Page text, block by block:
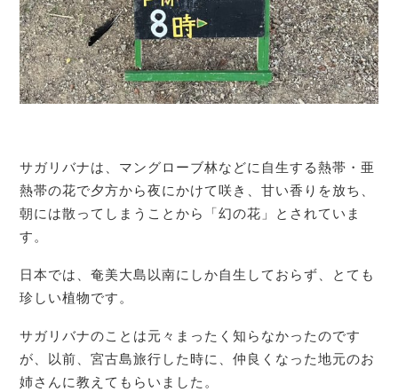
サガリバナは、マングローブ林などに自生する熱帯・亜
熱帯の花で夕方から夜にかけて咲き、甘い香りを放ち、
朝には散ってしまうことから「幻の花」とされていま
す。
日本では、奄美大島以南にしか自生しておらず、とても
珍しい植物です。
サガリバナのことは元々まったく知らなかったのです
が、以前、宮古島旅行した時に、仲良くなった地元のお
姉さんに教えてもらいました。